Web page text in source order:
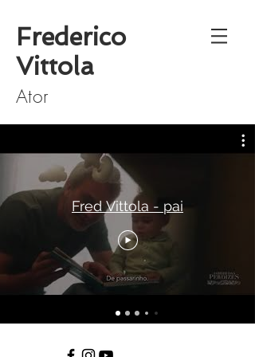
Frederico
Vittola
Ator
Fred Vittola - pai